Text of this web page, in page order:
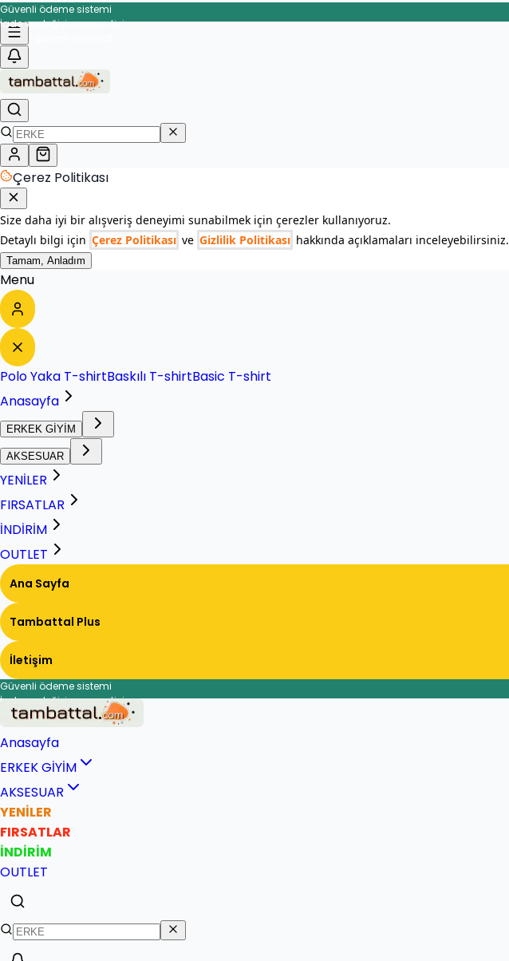
Güvenli ödeme sistemi
İade ve değişim garantisi
Hızlı ve güvenli teslimat
Çerez Politikası
Size daha iyi bir alışveriş deneyimi sunabilmek için çerezler kullanıyoruz.
Detaylı bilgi için Çerez Politikası ve Gizlilik Politikası hakkında açıklamaları inceleyebilirsiniz.
Tamam, Anladım
Menu
Polo Yaka T-shirtBaskılı T-shirtBasic T-shirt
Anasayfa
ERKEK GİYİM
AKSESUAR
YENİLER
FIRSATLAR
İNDİRİM
OUTLET
Ana Sayfa
Tambattal Plus
İletişim
Güvenli ödeme sistemi
İade ve değişim garantisi
Hızlı ve güvenli teslimat
Anasayfa
ERKEK GİYİM
AKSESUAR
YENİLER
FIRSATLAR
İNDİRİM
OUTLET